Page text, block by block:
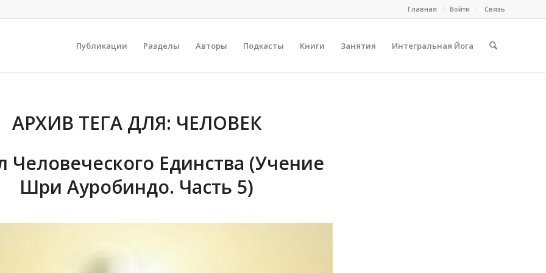
Главная Войти Cвязь
Публикации Разделы Авторы Подкасты Книги Занятия Интегральная Йога
АРХИВ ТЕГА ДЛЯ: ЧЕЛОВЕК
Человеческого Единства (Учение
Шри Ауробиндо. Часть 5)